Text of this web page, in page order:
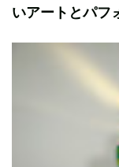
いアートとパフ